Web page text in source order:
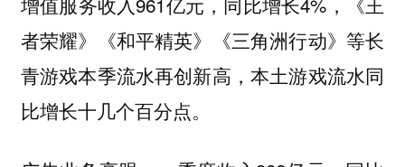
者荣耀》《和平精英》《三角洲行动》等长
青游戏本季流水再创新高，本土游戏流水同
比增长十几个百分点。